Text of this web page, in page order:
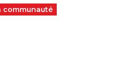
communauté